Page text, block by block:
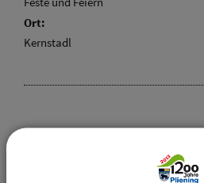
Ort:
Kernstadl
Adventsmarkt Hofladen Burghart